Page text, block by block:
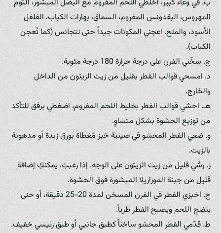
ب. في وعاء كبير، اخلطي اللحم المفروم مع البصل المبشور، الثوم
المهروس، البقدونس المفروم، السماق، بهارات الكباب، الفلفل
الأسود، والملح. اعجني المكونات جيداً حتى تتجانس (كما تُعجن
الكباب).
ج. سخّني الفرن على درجة حرارة 180 درجة مئوية.
د. امسحي قوالب الفطر بقليل من زيت الزيتون من الداخل
والخارج.
هـ. احشي قوالب الفطر بخليط اللحم المفروم، اضغطي برفق للتأكد
من توزيع الحشوة بشكل متساوٍ.
و. ضعي الفطر المحشو في صينية خبز مُغطاة بورق زبدة أو مدهونة
بالزيت.
ز. رشّي قليل من زيت الزيتون على الوجه. إذا رغبتِ، يمكنكِ إضافة
قليل من جبنة الموزاريلا المبشورة فوق الحشوة.
ح. اخبزي الفطر في الفرن المسخن لمدة 20-25 دقيقة، أو حتى
ينضج اللحم ويصبح الفطر طرياً.
ط. قدّمي الفطر المحشو ساخناً كطبق جانبي أو طبق رئيسي خفيف.